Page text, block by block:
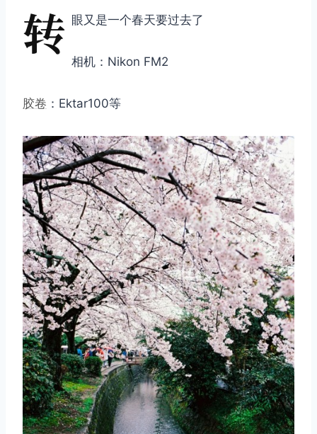
转 眼又是一个春天要过去了
相机：Nikon FM2
胶卷 ：Ektar100等